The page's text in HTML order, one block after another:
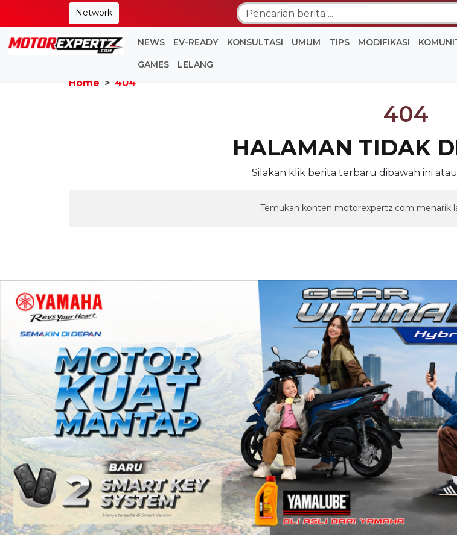
Network
NEWS EV-READY KONSULTASI UMUM TIPS MODIFIKASI
GAMES LELANG
Home 404
404
HALAMAN TIDAK
Silakan klik berita terbaru dibawah ini atau
Temukan konten motorexpertz.com menarik